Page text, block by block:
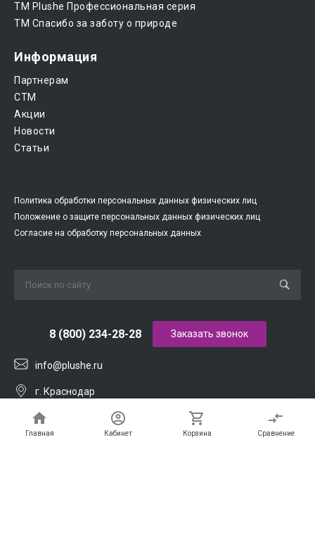
Главная Кабинет Корзина Сравнение
ТМ Plushe Профессиональная серия
ТМ Спасибо за заботу о природе
Информация
Партнерам
CTM
Акции
Новости
Статьи
Политика обработки персональных данных физических лиц
Положение о защите персональных данных физических лиц
Согласие на обработку персональных данных
info@plushe.ru
8 (800) 234-28-28
г. Краснодар
Заказать звонок